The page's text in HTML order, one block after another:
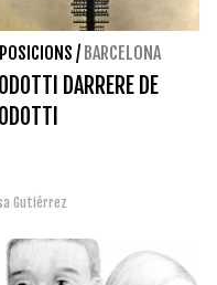
/ BARCELONA
DARRERE DE
Gutiérrez